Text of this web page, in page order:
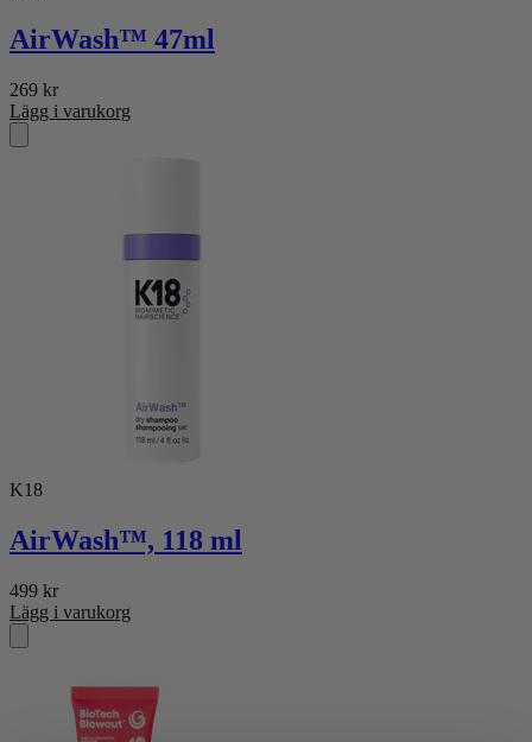
AirWash™ 47ml
269 kr
Lägg i varukorg
K18
AirWash™, 118 ml
499 kr
Lägg i varukorg